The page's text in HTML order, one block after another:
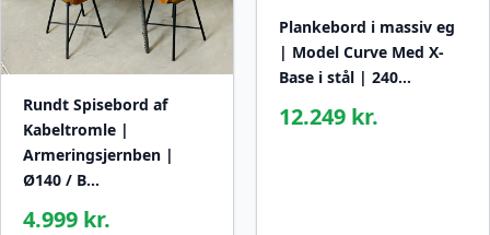
Rundt Spisebord af
Kabeltromle |
Armeringsjernben |
Ø140 / B…
4.999 kr.
Plankebord i massiv eg
| Model Curve Med X-
Base i stål | 240…
12.249 kr.